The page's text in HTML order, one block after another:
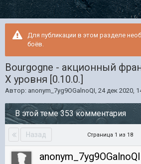
Для публикации в этом разделе
боёв.
Bourgogne - акционный
Х уровня [0.10.0.]
Автор: anonym_7yg9OGalnoQI, 24 дек 2020,
В этой теме 353 комментария
Назад Страница 1 из 18
anonym_7yg9OGalnoQI